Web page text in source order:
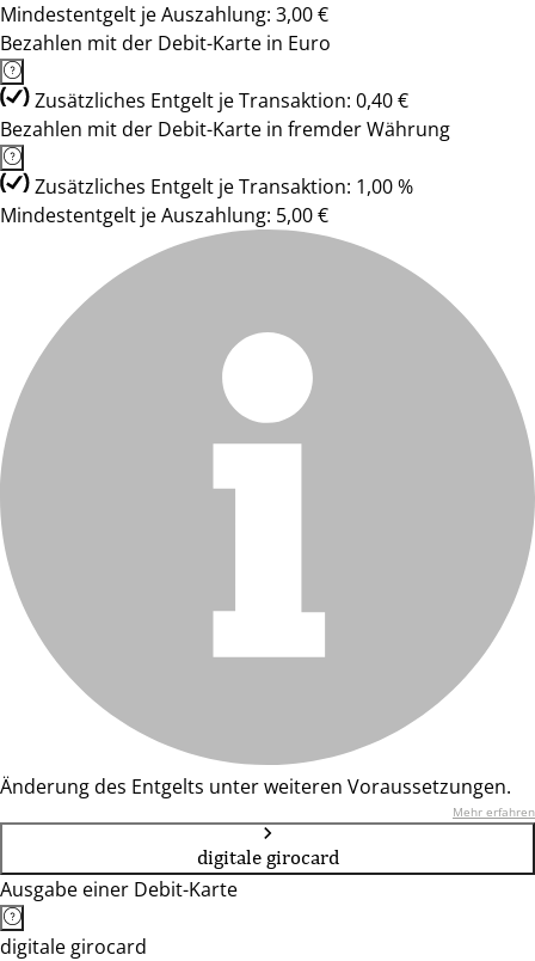
Mindestentgelt je Auszahlung: 3,00 €
Bezahlen mit der Debit-Karte in Euro
Zusätzliches Entgelt je Transaktion: 0,40 €
Bezahlen mit der Debit-Karte in fremder Währung
Zusätzliches Entgelt je Transaktion: 1,00 %
Mindestentgelt je Auszahlung: 5,00 €
Änderung des Entgelts unter weiteren Voraussetzungen.
Mehr erfahren
digitale girocard
Ausgabe einer Debit-Karte
digitale girocard